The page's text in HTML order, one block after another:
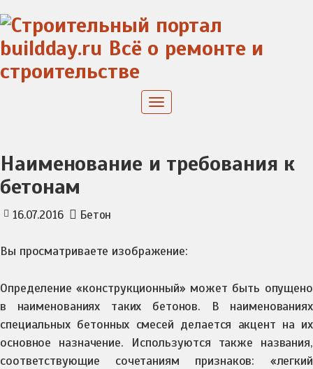
to
content
Toggle
Наименование и требования к
бетонам
16.07.2016 Бетон
Вы просматриваете изображение:
Определение «конструкционный» может быть опущено
в наименованиях таких бетонов. В наименованиях
специальных бетонных смесей делается акцент на их
основное назначение. Используются также названия,
соответствующие сочетаниям признаков: «легкий